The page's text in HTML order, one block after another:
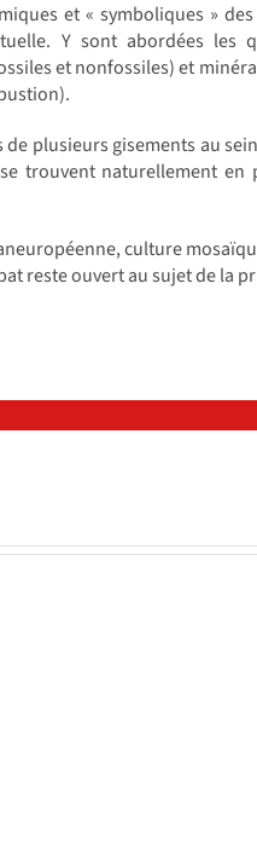
et « symboliques »
Y sont abordées les
et nonfossiles) et
plusieurs gisements au
trouvent naturellement en
culture
reste ouvert au sujet de la